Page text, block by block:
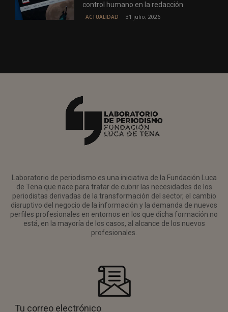
control humano en la redacción
ACTUALIDAD 31 julio, 2026
Laboratorio de periodismo es una iniciativa de la Fundación Luca
de Tena que nace para tratar de cubrir las necesidades de los
periodistas derivadas de la transformación del sector, el cambio
disruptivo del negocio de la información y la demanda de nuevos
perfiles profesionales en entornos en los que dicha formación no
está, en la mayoría de los casos, al alcance de los nuevos
profesionales.